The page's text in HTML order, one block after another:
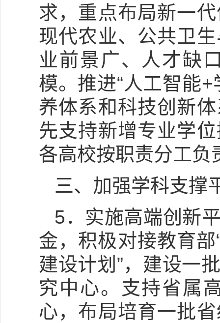
求，重点布局新一
现代农业、公共卫
业前景广、人才缺
模。推进“人工智能
养体系和科技创新
先支持新增专业学
各高校按职责分工负
三、加强学科支撑
5．实施高端创新
金，积极对接教育
建设计划”，建设一
究中心。支持省属
心，布局培育一批